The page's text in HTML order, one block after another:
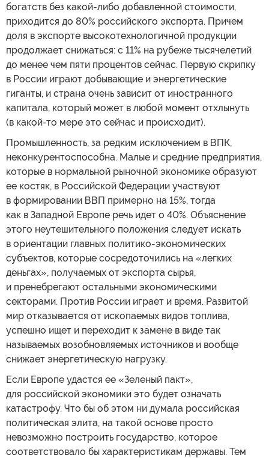
богатств без какой-либо добавленной стоимости,
приходится до 80% российского экспорта. Причем
доля в экспорте высокотехнологичной продукции
продолжает снижаться: с 11% на рубеже тысячелетий
до менее чем пяти процентов сейчас. Первую скрипку
в России играют добывающие и энергетические
гиганты, и страна очень зависит от иностранного
капитала, который может в любой момент отхлынуть
(в какой-то мере это сейчас и происходит).
Промышленность, за редким исключением в ВПК,
неконкурентоспособна. Малые и средние предприятия,
которые в нормальной рыночной экономике образуют
ее костяк, в Российской Федерации участвуют
в формировании ВВП примерно на 15%, тогда
как в Западной Европе речь идет о 40%. Объяснение
этого неутешительного положения следует искать
в ориентации главных политико-экономических
субъектов, которые сосредоточились на «легких
деньгах», получаемых от экспорта сырья,
и пренебрегают остальными экономическими
секторами. Против России играет и время. Развитой
мир отказывается от ископаемых видов топлива,
успешно ищет и переходит к замене в виде так
называемых возобновляемых источников и вообще
снижает энергетическую нагрузку.
Если Европе удастся ее «Зеленый пакт»,
для российской экономики это будет означать
катастрофу. Что бы об этом ни думала российская
политическая элита, на такой основе просто
невозможно построить государство, которое
соответствовало бы характеристикам державы. Тем